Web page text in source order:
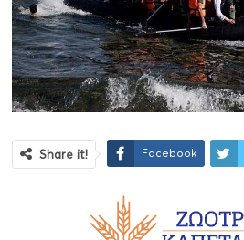
Share it! Facebook